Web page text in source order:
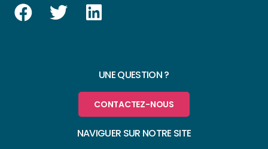
UNE QUESTION ?
CONTACTEZ-NOUS
NAVIGUER SUR NOTRE SITE